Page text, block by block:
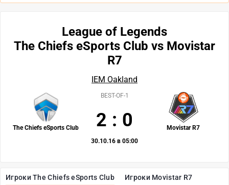
Игроки The Chiefs eSports Club Игроки Movistar R7
League of Legends
The Chiefs eSports Club vs Movistar
R7
IEM Oakland
The Chiefs eSports Club Movistar R7
BEST-OF-1
2 : 0
30.10.16 в 05:00